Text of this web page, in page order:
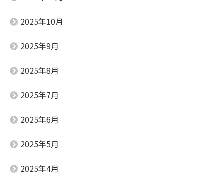
2025年10月
2025年9月
2025年8月
2025年7月
2025年6月
2025年5月
2025年4月